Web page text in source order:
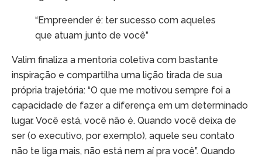
“Empreender é: ter sucesso com aqueles
que atuam junto de você”
Valim finaliza a mentoria coletiva com bastante
inspiração e compartilha uma lição tirada de sua
própria trajetória: “O que me motivou sempre foi a
capacidade de fazer a diferença em um determinado
lugar. Você está, você não é. Quando você deixa de
ser (o executivo, por exemplo), aquele seu contato
não te liga mais, não está nem aí pra você”. Quando